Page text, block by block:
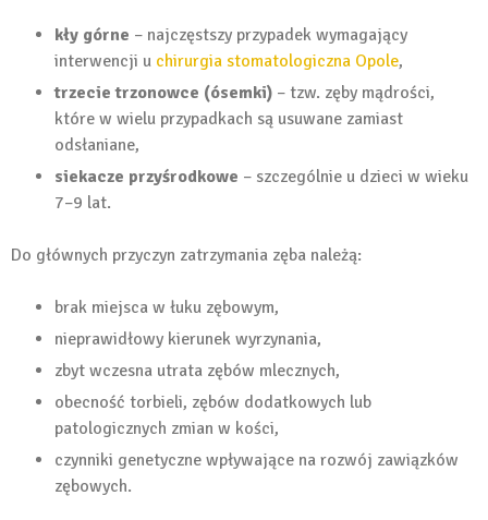
kły górne – najczęstszy przypadek wymagający
interwencji u chirurgia stomatologiczna Opole,
trzecie trzonowce (ósemki) – tzw. zęby mądrości,
które w wielu przypadkach są usuwane zamiast
odsłaniane,
siekacze przyśrodkowe – szczególnie u dzieci w wieku
7–9 lat.
Do głównych przyczyn zatrzymania zęba należą:
brak miejsca w łuku zębowym,
nieprawidłowy kierunek wyrzynania,
zbyt wczesna utrata zębów mlecznych,
obecność torbieli, zębów dodatkowych lub
patologicznych zmian w kości,
czynniki genetyczne wpływające na rozwój zawiązków
zębowych.